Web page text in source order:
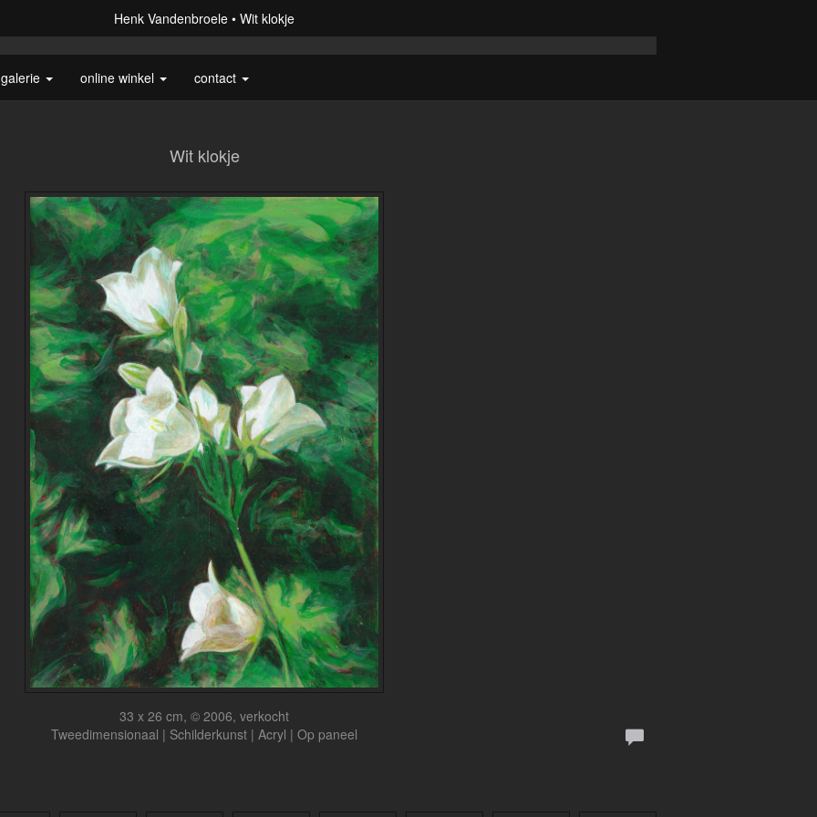
Henk Vandenbroele Wit klokje
galerie online winkel contact
Wit klokje
33 x 26 cm, © 2006, verkocht
Tweedimensionaal | Schilderkunst | Acryl | Op paneel